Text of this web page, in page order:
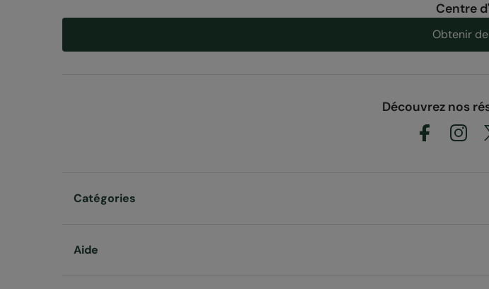
Centre
Obtenir
Découvrez nos
Catégories
Aide